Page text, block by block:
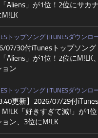
「Aliens」が1位！2位にサカ
トップソング (ITUNESダウンロ
07/30付iTunesトップソング
Aliens」が1位！2位にM!LK
ョン
トップソング (ITUNESダウンロ
更新】2026/07/29付
M!LK「好きすぎて滅!」が1
ョン、3位にM!LK